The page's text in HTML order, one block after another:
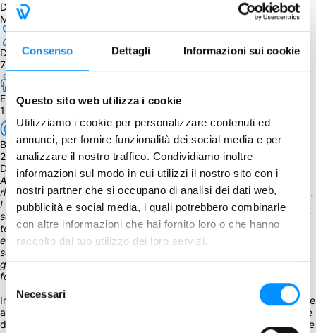
Consenso Dettagli Informazioni sui cookie
Questo sito web utilizza i cookie
Utilizziamo i cookie per personalizzare contenuti ed
annunci, per fornire funzionalità dei social media e per
analizzare il nostro traffico. Condividiamo inoltre
informazioni sul modo in cui utilizzi il nostro sito con i
nostri partner che si occupano di analisi dei dati web,
pubblicità e social media, i quali potrebbero combinarle
con altre informazioni che hai fornito loro o che hanno
raccolto dal tuo utilizzo dei loro servizi.
Selezione
delNecessari
Dipendenza dalla lingua
Moderata. Disponibili traduzioni regolamento e carte
Durata
70 min.
Età
13+
BGG Weight
2.64
Descrizione
All'alba della primavera inizia il grande disgelo. Nel profondo dei
rigogliosi prati la regina si agita nel suo nido e la colonia prende vita.
I soldati si avventurano, combattendo contro i millepiedi e
scontrandosi con le colonie avversarie per la difesa e il controllo del
territorio. Le operaie scavano una rete di gallerie in continua
espansione, nella loro instancabile ricerca di cibo. Le prime larve si
schiudono ed è chiaro che questa generazione sarà diversa: le
giovani colonie si evolvono rapidamente in una moltitudine di nuove
forme. Le formiche marciano per reclamare il prato come proprio.
In March of the Ants, si crea un prato condiviso, inviando le formiche
a esplorarlo, rivelando e posizionando strategicamente due dozzine
di tessere uniche come Fern, Pebble e Nest of Centipedes. Popolate